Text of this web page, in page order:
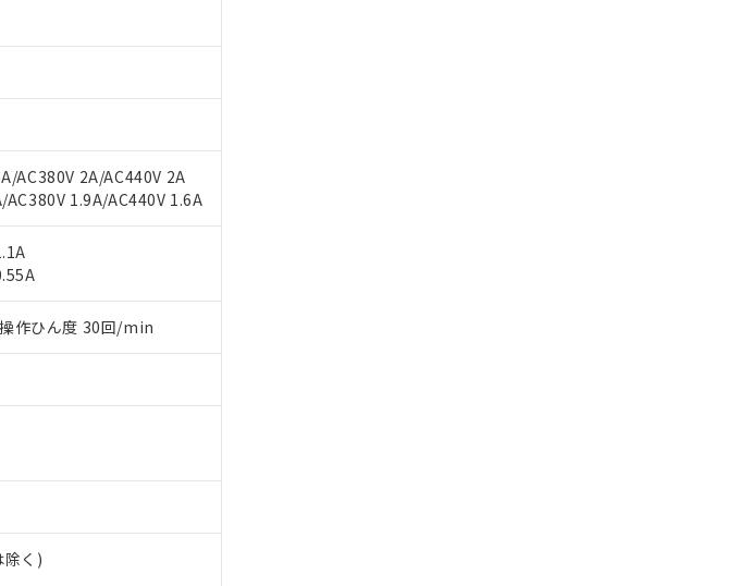
AC380V 2A/AC440V 2A
1.9A/AC440V 1.6A
作ひん度 30回/min
く)
先、またはお客様担当のオムロン制御機器販売店・
売ネットワーク
」をご確認ください。
なく第三者に漏洩または開示しないようお願いしま
利用いただくには、I-Webメンバーズにご登録され
部品リストについて、当社および当社の共同利用者
引・商談に必要な範囲で利用することをご了承くだ
用に関して"
の「1.共同利用者の範囲」に記載されて
は除く。
ることがあります。
す。
去に遡って非含有を証明するものではありません。
では、対応完了までの期間は出荷製品に未対応品が
た。
とから、特段のことがない限り、2022年1月12日よ
であることを示します。
えていることを示します。
、
、 PBDEs(ポリ臭化ジフェニルエーテル類) : 1000ppm、
: 1000ppm、 BBP(フタル酸ブチルベンジル) : 1000ppm、
あることを示します。
漏えいし、環境に深刻な影響を及ぼさない年数を意
外国貿易法に定める商品（以下｢規制貨物等」とい
、生物兵器またはその他武器並びにこれらの製造装
記1、2および3の内容を当該第三者に通知します。
違法に輸出するおそれがある場合は、取り引きをい
様のお取引先、またはお客様担当のオムロン制御
)
していない機種